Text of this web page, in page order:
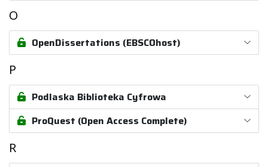
O
OpenDissertations (EBSCOhost)
P
Podlaska Biblioteka Cyfrowa
ProQuest (Open Access Complete)
R